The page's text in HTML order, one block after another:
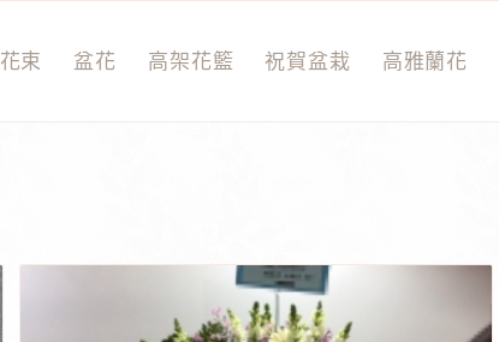
花束 盆花 高架花籃 祝賀盆栽 高雅蘭花